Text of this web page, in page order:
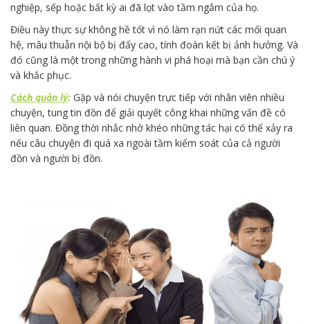
nghiệp, sếp hoặc bất kỳ ai đã lọt vào tầm ngắm của họ.
Điều này thực sự không hề tốt vì nó làm rạn nứt các mối quan
hệ, mâu thuẫn nội bộ bị đẩy cao, tính đoàn kết bị ảnh hưởng. Và
đó cũng là một trong những hành vi phá hoại mà bạn cần chú ý
và khắc phục.
Cách quản lý: Gặp và nói chuyện trực tiếp với nhân viên nhiều
chuyện, tung tin đồn để giải quyết công khai những vấn đề có
liên quan. Đồng thời nhắc nhở khéo những tác hại có thể xảy ra
nếu câu chuyện đi quá xa ngoài tầm kiểm soát của cả người
đồn và người bị đồn.